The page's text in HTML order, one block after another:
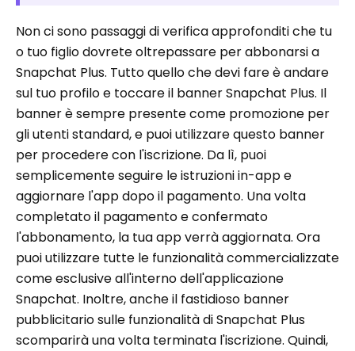
Non ci sono passaggi di verifica approfonditi che tu
o tuo figlio dovrete oltrepassare per abbonarsi a
Snapchat Plus. Tutto quello che devi fare è andare
sul tuo profilo e toccare il banner Snapchat Plus. Il
banner è sempre presente come promozione per
gli utenti standard, e puoi utilizzare questo banner
per procedere con l'iscrizione. Da lì, puoi
semplicemente seguire le istruzioni in-app e
aggiornare l'app dopo il pagamento. Una volta
completato il pagamento e confermato
l'abbonamento, la tua app verrà aggiornata. Ora
puoi utilizzare tutte le funzionalità commercializzate
come esclusive all'interno dell'applicazione
Snapchat. Inoltre, anche il fastidioso banner
pubblicitario sulle funzionalità di Snapchat Plus
scomparirà una volta terminata l'iscrizione. Quindi,